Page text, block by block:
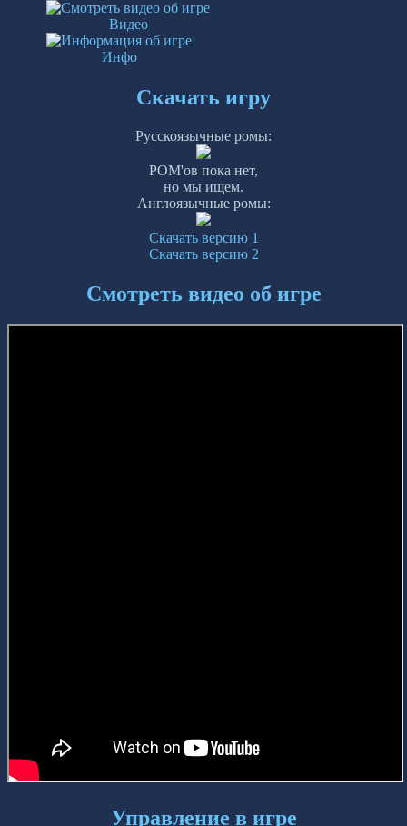
Видео
Инфо
Скачать игру
Русскоязычные ромы:
РОМ'ов пока нет,
но мы ищем.
Англоязычные ромы:
Скачать версию 1
Скачать версию 2
Смотреть видео об игре
Управление в игре